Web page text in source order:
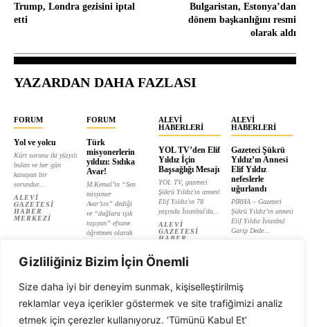
Gizliliğiniz Bizim İçin Önemli
Size daha iyi bir deneyim sunmak, kişiselleştirilmiş
reklamlar veya içerikler göstermek ve site trafiğimizi analiz
etmek için çerezler kullanıyoruz. ‘Tümünü Kabul Et’
Trump, Londra gezisini iptal
etti
Bulgaristan, Estonya’dan
dönem başkanlığını resmi
olarak aldı
YAZARDAN DAHA FAZLASI
FORUM
Yol ve yolcu
Kürt sorunu iki yüzyılı
bulan ve her gün
kanayan bir
sorundur....
ALEVI
GAZETESI
HABER
MERKEZI
FORUM
Türk
misyonerlerin
yıldızı: Sıdıka
Avar!
M.Kemal’in “Sen
misyoner
Avar’sın” dediği
ve “dağlara ışık
taşıyan” efsane
öğretmen olarak
ALEVI
GAZETESI
ALEVI
HABERLERI
YOL TV’den Elif
Yıldız İçin
Başsağlığı Mesajı
YOL TV, gazeteci
Şükrü Yıldız'ın annesi
Elif Yıldız'ın 78
yaşında İstanbul'da...
ALEVI
GAZETESI
HABER
ALEVI
HABERLERI
Gazeteci Şükrü
Yıldız’ın Annesi
Elif Yıldız
nefeslerle
uğurlandı
PİRHA – Gazeteci
Şükrü Yıldız’ın annesi
Elif Yıldız İstanbul
Garip Dede...